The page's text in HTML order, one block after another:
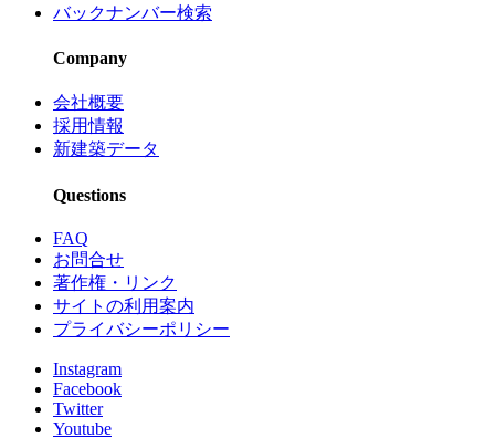
バックナンバー検索
Company
会社概要
採用情報
新建築データ
Questions
FAQ
お問合せ
著作権・リンク
サイトの利用案内
プライバシーポリシー
Instagram
Facebook
Twitter
Youtube